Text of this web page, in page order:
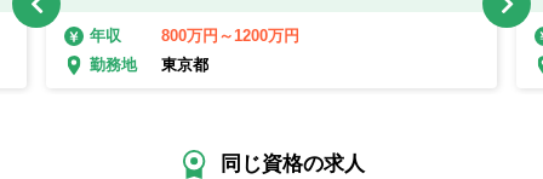
年収
800万円～1200万円
勤務地
東京都
同じ資格の求人